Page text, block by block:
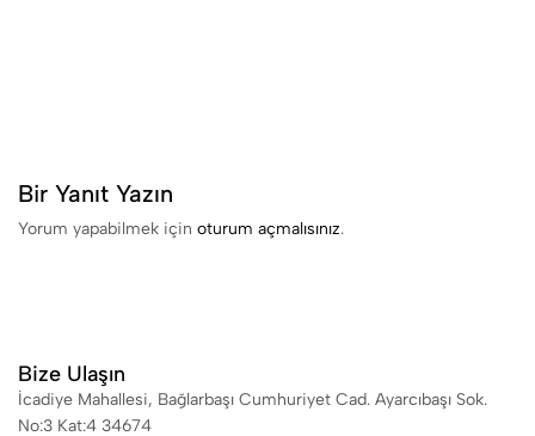
Bir Yanıt Yazın
Yorum yapabilmek için oturum açmalısınız.
Bize Ulaşın
İcadiye Mahallesi, Bağlarbaşı Cumhuriyet Cad. Ayarcıbaşı Sok.
No:3 Kat:4 34674